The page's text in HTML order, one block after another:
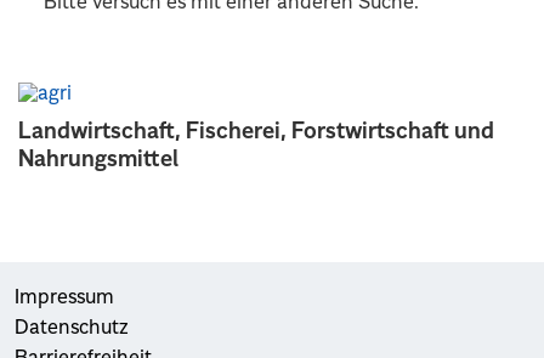
Landwirtschaft, Fischerei, Forstwirtschaft und
Nahrungsmittel
Impressum
Datenschutz